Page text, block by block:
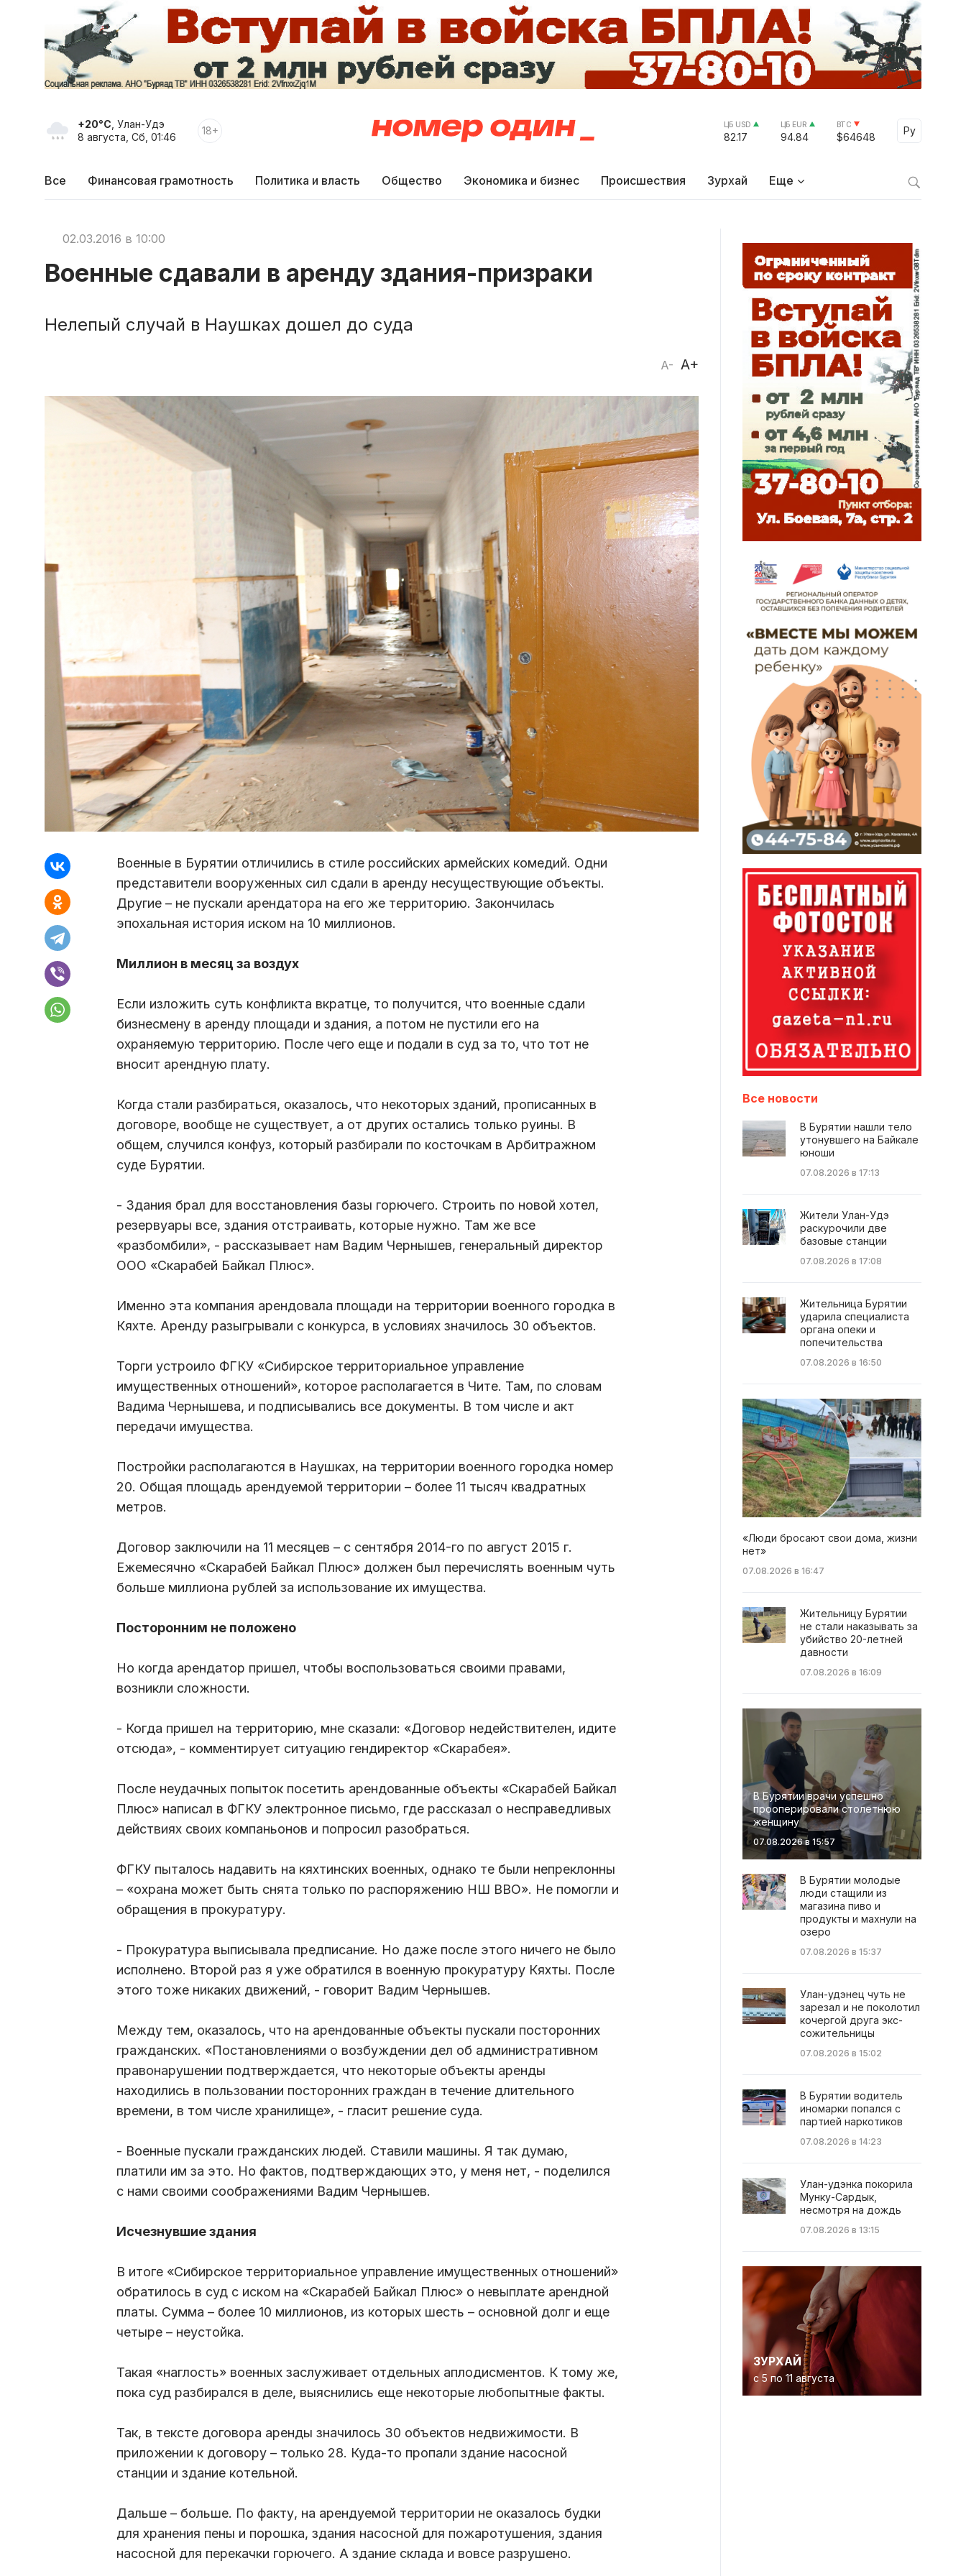
+20°C , Улан-Удэ
8 августа, Сб, 01:46
18+ ЦБ USD
82.17
ЦБ EUR
94.84
BTC
$64648
Ру
Select
Все Финансовая грамотность Политика и власть Общество Экономика и бизнес Происшествия Зурхай Еще
02.03.2016 в 10:00
Военные сдавали в аренду здания-призраки
Нелепый случай в Наушках дошел до суда
A- A+
Военные в Бурятии отличились в стиле российских армейских комедий. Одни
представители вооруженных сил сдали в аренду несуществующие объекты.
Другие – не пускали арендатора на его же территорию. Закончилась
эпохальная история иском на 10 миллионов.
Миллион в месяц за воздух
Если изложить суть конфликта вкратце, то получится, что военные сдали
бизнесмену в аренду площади и здания, а потом не пустили его на
охраняемую территорию. После чего еще и подали в суд за то, что тот не
вносит арендную плату.
Когда стали разбираться, оказалось, что некоторых зданий, прописанных в
договоре, вообще не существует, а от других остались только руины. В
общем, случился конфуз, который разбирали по косточкам в Арбитражном
суде Бурятии.
- Здания брал для восстановления базы горючего. Строить по новой хотел,
резервуары все, здания отстраивать, которые нужно. Там же все
«разбомбили», - рассказывает нам Вадим Чернышев, генеральный директор
ООО «Скарабей Байкал Плюс».
Именно эта компания арендовала площади на территории военного городка в
Кяхте. Аренду разыгрывали с конкурса, в условиях значилось 30 объектов.
Торги устроило ФГКУ «Сибирское территориальное управление
имущественных отношений», которое располагается в Чите. Там, по словам
Вадима Чернышева, и подписывались все документы. В том числе и акт
передачи имущества.
Постройки располагаются в Наушках, на территории военного городка номер
20. Общая площадь арендуемой территории – более 11 тысяч квадратных
метров.
Договор заключили на 11 месяцев – с сентября 2014-го по август 2015 г.
Ежемесячно «Скарабей Байкал Плюс» должен был перечислять военным чуть
больше миллиона рублей за использование их имущества.
Посторонним не положено
Но когда арендатор пришел, чтобы воспользоваться своими правами,
возникли сложности.
- Когда пришел на территорию, мне сказали: «Договор недействителен, идите
отсюда», - комментирует ситуацию гендиректор «Скарабея».
После неудачных попыток посетить арендованные объекты «Скарабей Байкал
Плюс» написал в ФГКУ электронное письмо, где рассказал о несправедливых
действиях своих компаньонов и попросил разобраться.
ФГКУ пыталось надавить на кяхтинских военных, однако те были непреклонны
– «охрана может быть снята только по распоряжению НШ ВВО». Не помогли и
обращения в прокуратуру.
- Прокуратура выписывала предписание. Но даже после этого ничего не было
исполнено. Второй раз я уже обратился в военную прокуратуру Кяхты. После
этого тоже никаких движений, - говорит Вадим Чернышев.
Между тем, оказалось, что на арендованные объекты пускали посторонних
гражданских. «Постановлениями о возбуждении дел об административном
правонарушении подтверждается, что некоторые объекты аренды
находились в пользовании посторонних граждан в течение длительного
времени, в том числе хранилище», - гласит решение суда.
- Военные пускали гражданских людей. Ставили машины. Я так думаю,
платили им за это. Но фактов, подтверждающих это, у меня нет, - поделился
с нами своими соображениями Вадим Чернышев.
Исчезнувшие здания
В итоге «Сибирское территориальное управление имущественных отношений»
обратилось в суд с иском на «Скарабей Байкал Плюс» о невыплате арендной
платы. Сумма – более 10 миллионов, из которых шесть – основной долг и еще
четыре – неустойка.
Такая «наглость» военных заслуживает отдельных аплодисментов. К тому же,
пока суд разбирался в деле, выяснились еще некоторые любопытные факты.
Так, в тексте договора аренды значилось 30 объектов недвижимости. В
приложении к договору – только 28. Куда-то пропали здание насосной
станции и здание котельной.
Дальше – больше. По факту, на арендуемой территории не оказалось будки
для хранения пены и порошка, здания насосной для пожаротушения, здания
насосной для перекачки горючего. А здание склада и вовсе разрушено.
Все новости
В Бурятии нашли тело
утонувшего на Байкале
юноши
07.08.2026 в 17:13
Жители Улан-Удэ
раскурочили две
базовые станции
07.08.2026 в 17:08
Жительница Бурятии
ударила специалиста
органа опеки и
попечительства
07.08.2026 в 16:50
«Люди бросают свои дома, жизни
нет»
07.08.2026 в 16:47
Жительницу Бурятии
не стали наказывать за
убийство 20-летней
давности
07.08.2026 в 16:09
В Бурятии врачи успешно
прооперировали столетнюю
женщину
07.08.2026 в 15:57
В Бурятии молодые
люди стащили из
магазина пиво и
продукты и махнули на
озеро
07.08.2026 в 15:37
Улан-удэнец чуть не
зарезал и не поколотил
кочергой друга экс-
сожительницы
07.08.2026 в 15:02
В Бурятии водитель
иномарки попался с
партией наркотиков
07.08.2026 в 14:23
Улан-удэнка покорила
Мунку-Сардык,
несмотря на дождь
07.08.2026 в 13:15
ЗУРХАЙ
с 5 по 11 августа